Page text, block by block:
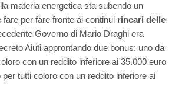
materia energetica sta subendo un
per fare fronte ai continui rincari delle
Governo di Mario Draghi era
Aiuti approntando due bonus: uno da
con un reddito inferiore ai 35.000 euro
tutti coloro con un reddito inferiore ai